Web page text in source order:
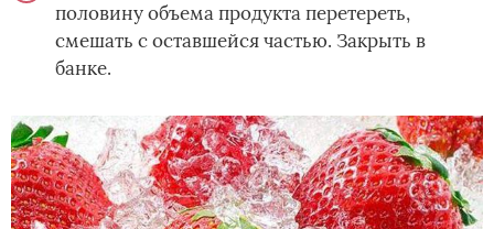
половину объема продукта перетереть,
смешать с оставшейся частью. Закрыть в
банке.